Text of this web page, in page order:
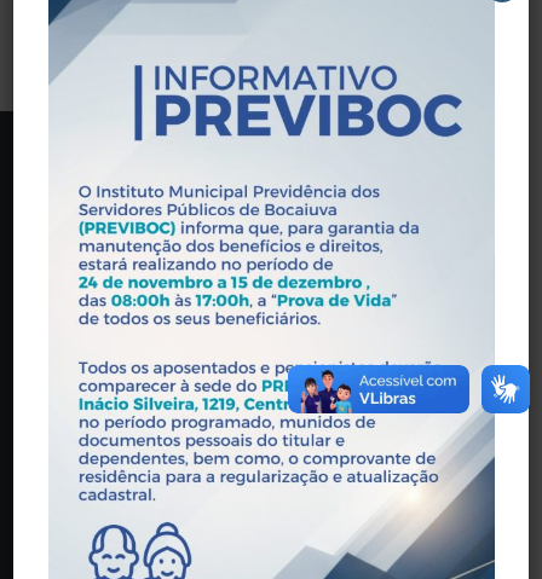
PREVIBOC
Praça Wandick Dumont, 146 - Centro, Bocaiúva - MG,
39390-000
(38) 3251-5601
contato@previboc.mg.gov.br
Horário de Atendimento: 08:00 às 17:00